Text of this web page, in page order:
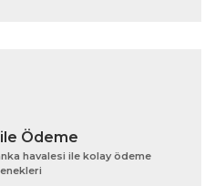
Ödeme
havalesi ile kolay ödeme